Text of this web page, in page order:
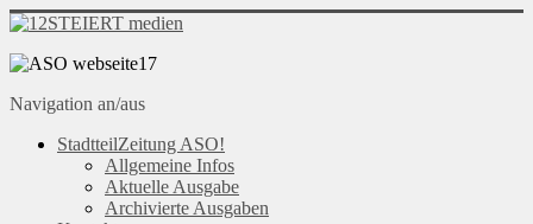
Navigation an/aus
StadtteilZeitung ASO!
Allgemeine Infos
Aktuelle Ausgabe
Archivierte Ausgaben